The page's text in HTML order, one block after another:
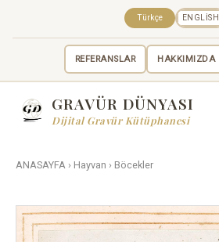
REFERANSLAR HAKKIMIZDA
Türkçe ENGLISH
GRAVÜR DÜNYASI
Dijital Gravür Kütüphanesi
ANASAYFA › Hayvan › Böcekler